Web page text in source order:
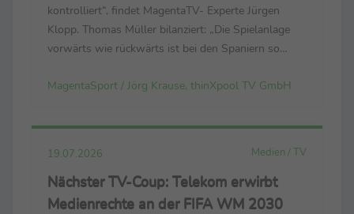
kontrolliert“, findet MagentaTV- Experte Jürgen
Klopp. Thomas Müller bilanziert: „Die Spielanlage
vorwärts wie rückwärts ist bei den Spaniern so
und Technik. Sie spielen mit allem.“ Luis de la ...
MagentaSport / Jörg Krause, thinXpool TV GmbH
19.07.2026 Medien / TV
Nächster TV-Coup: Telekom erwirbt
Medienrechte an der FIFA WM 2030